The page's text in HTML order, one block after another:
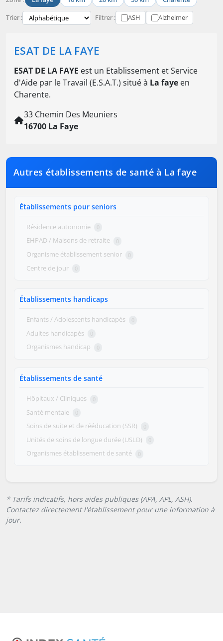
Trier : Filtrer : ASH Alzheimer
ESAT DE LA FAYE
ESAT DE LA FAYE est un Etablissement et Service
d'Aide par le Travail (E.S.A.T.) situé à La faye en
Charente.
33 Chemin Des Meuniers
16700 La Faye
Autres établissements de santé à La faye
Établissements pour seniors
Résidence autonomie 0
EHPAD / Maisons de retraite 0
Organisme établissement senior 0
Centre de jour 0
Établissements handicaps
Enfants / Adolescents handicapés 0
Adultes handicapés 0
Organismes handicap 0
Établissements de santé
Hôpitaux / Cliniques 0
Santé mentale 0
Soins de suite et de rééducation (SSR) 0
Unités de soins de longue durée (USLD) 0
Organismes établissement de santé 0
* Tarifs indicatifs, hors aides publiques (APA, APL, ASH).
Contactez directement l'établissement pour une information à
jour.